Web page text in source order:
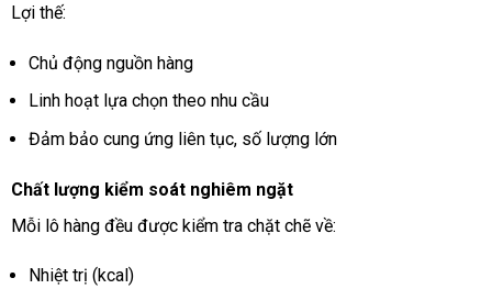
Lợi thế:
Chủ động nguồn hàng
Linh hoạt lựa chọn theo nhu cầu
Đảm bảo cung ứng liên tục, số lượng lớn
Chất lượng kiểm soát nghiêm ngặt
Mỗi lô hàng đều được kiểm tra chặt chẽ về:
Nhiệt trị (kcal)